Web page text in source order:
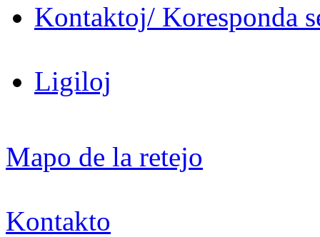
Kontaktoj/ Koresponda
Ligiloj
Mapo de la retejo
Kontakto